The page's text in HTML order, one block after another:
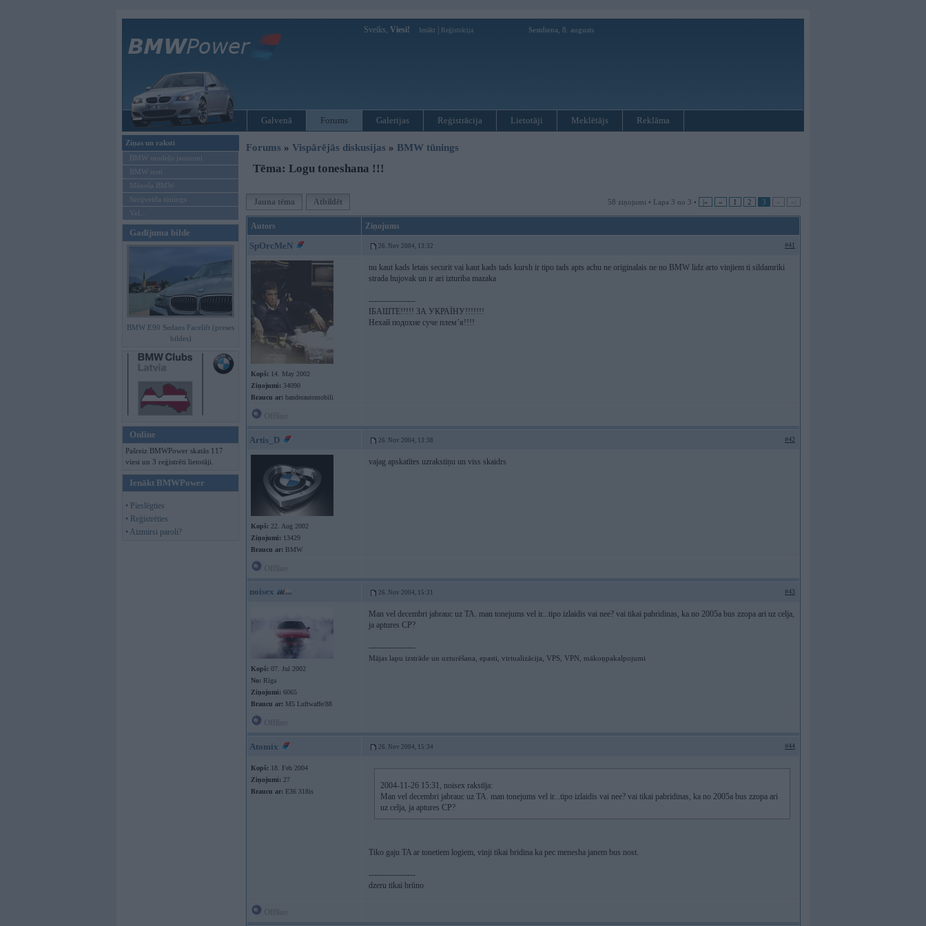
Sveiks, Viesi! Ienākt Reģistrācija Sestdiena, 8. augusts
Galvenā Forums Galerijas Reģistrācija Lietotāji Meklētājs Reklāma
Ziņas un raksti
BMW modeļu jaunumi
BMW testi
Mēneša BMW
Sērijveida tūnings
Vel...
Gadījuma bilde
BMW E90 Sedans Facelift (preses
bildes)
Online
Pašreiz BMWPower skatās 117
viesi un 3 reģistrēti lietotāji.
Ienākt BMWPower
• Pieslēgties
• Reģistrēties
• Aizmirsi paroli?
Forums » Vispārējās diskusijas » BMW tūnings
Tēma: Logu toneshana !!!
Jauna tēma Atbildēt 58 ziņojumi • Lapa 3 no 3 • |« « 1 2 3
Autors Ziņojums
SpOrcMeN 26. Nov 2004, 13:32 #41
Kopš: 14. May 2002
Ziņojumi: 34090
Braucu ar: banderautomobili
nu kaut kads letais securit vai kaut kads tads kursh ir tipo tads apts achu ne originalais ne no BMW lidz arto vinjiem ti sildamriki
strada hujovak un ir ari izturiba mazaka
-----------------
ІБАШТЕ!!!!! ЗА УКРАЇНУ!!!!!!!
Нехай подохне суче плем’я!!!!
Artis_D 26. Nov 2004, 13:38 #42
Kopš: 22. Aug 2002
Ziņojumi: 13429
Braucu ar: BMW
vajag apskatītes uzrakstiņu un viss skaidrs
noisex 26. Nov 2004, 15:31 #43
Kopš: 07. Jul 2002
No: Rīga
Ziņojumi: 6065
Braucu ar: M5 Luftwaffe/88
Man vel decembri jabrauc uz TA. man tonejums vel ir...tipo izlaidis vai nee? vai tikai pabridinas, ka no 2005a bus zzopa ari uz celja,
ja aptures CP?
-----------------
Mājas lapu izstrāde un uzturēšana, epasti, virtualizācija, VPS, VPN, mākoņpakalpojumi
Atomix 26. Nov 2004, 15:34 #44
Kopš: 18. Feb 2004
Ziņojumi: 27
Braucu ar: E36 318is
2004-11-26 15:31, noisex rakstīja:
Man vel decembri jabrauc uz TA. man tonejums vel ir...tipo izlaidis vai nee? vai tikai pabridinas, ka no 2005a bus zzopa ari
uz celja, ja aptures CP?
Tiko gaju TA ar tonetiem logiem, vinji tikai bridina ka pec menesha janem bus nost.
-----------------
dzeru tikai brūno